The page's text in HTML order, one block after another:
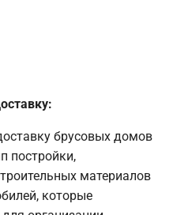
брусовых домов
постройки,
материалов
которые